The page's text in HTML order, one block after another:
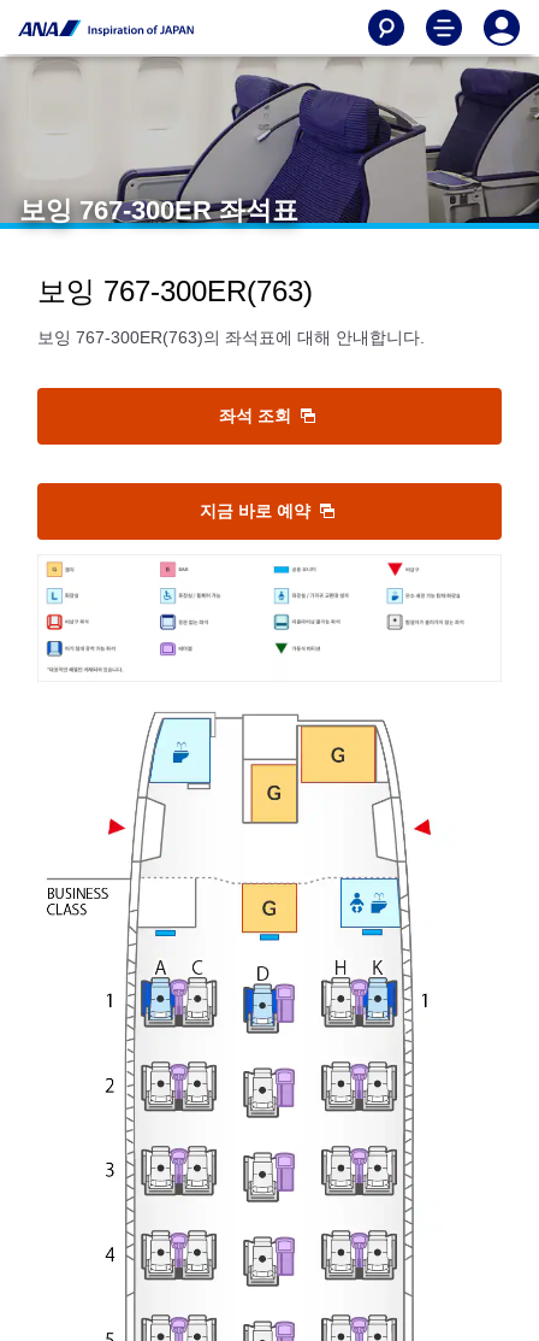
보잉 767-300ER 좌석표
보잉 767-300ER(763)
보잉 767-300ER(763)의 좌석표에 대해 안내합니다.
좌석 조회
지금 바로 예약